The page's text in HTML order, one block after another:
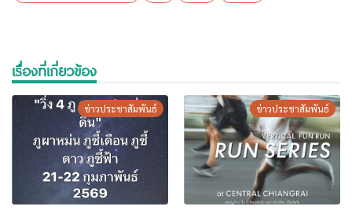
เรื่องที่เกี่ยวข้อง
ข่าวประชาสัมพันธ์ ข่าวประชาสัมพันธ์